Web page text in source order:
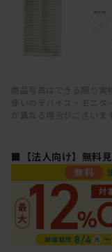
商品写真はできる限り実
使いのデバイス・モニタ
が異なる場合がございます
■【法人向け】無料